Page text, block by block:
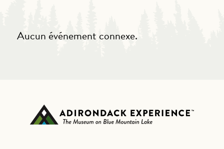
Aucun événement connexe.